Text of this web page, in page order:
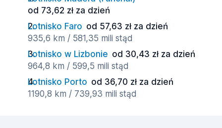
od 73,62 zł za dzień
Lotnisko Faro od 57,63 zł za dzień
935,6 km / 581,35 mili stąd
Lotnisko w Lizbonie od 30,43 zł za dzień
964,8 km / 599,5 mili stąd
Lotnisko Porto od 36,70 zł za dzień
1190,8 km / 739,93 mili stąd